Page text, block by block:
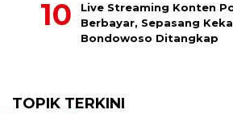
Live Streaming Konten
Berbayar, Sepasang
Bondowoso Ditangkap
TOPIK TERKINI